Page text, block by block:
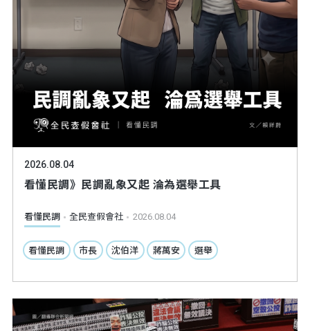
2026.08.04
看懂民調》民調亂象又起 淪為選舉工具
看懂民調 全民查假會社 2026.08.04
看懂民調 市長 沈伯洋 蔣萬安 選舉